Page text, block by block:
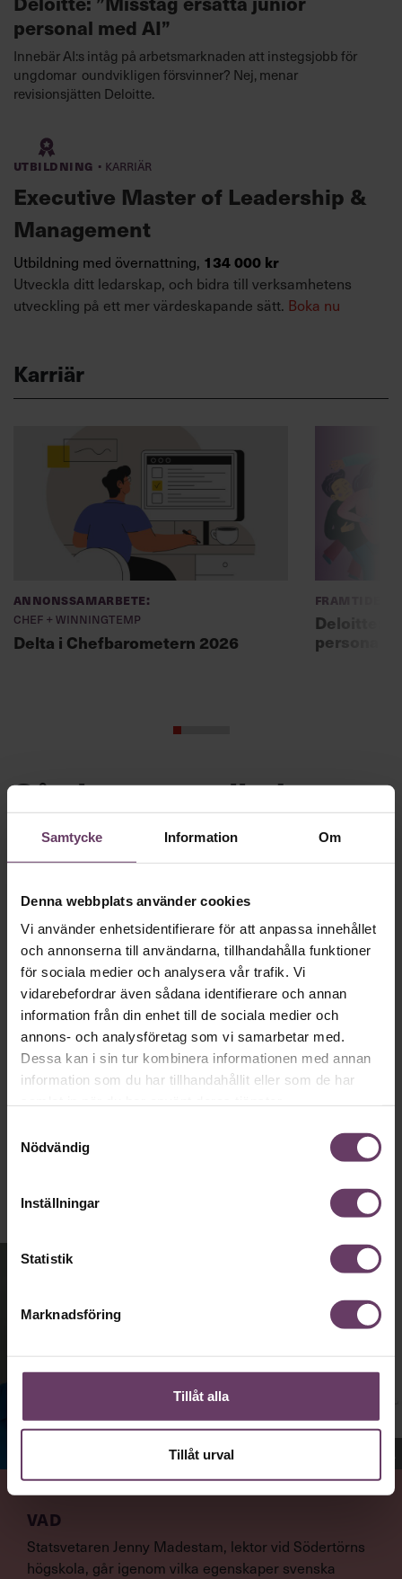
Samtycke Information Om
Denna webbplats använder cookies
Vi använder enhetsidentifierare för att anpassa innehållet
och annonserna till användarna, tillhandahålla funktioner
för sociala medier och analysera vår trafik. Vi
vidarebefordrar även sådana identifierare och annan
information från din enhet till de sociala medier och
annons- och analysföretag som vi samarbetar med.
Dessa kan i sin tur kombinera informationen med annan
information som du har tillhandahållit eller som de har
Nödvändig
Inställningar
Statistik
Marknadsföring
Tillåt alla
Tillåt urval
personal med AI”
Innebär AI:s intåg på arbetsmarknaden att instegsjobb för
ungdomar oundvikligen försvinner? Nej, menar
revisionsjätten Deloitte.
Utbildning · Karriär
Executive Master of Leadership &
Management
Utbildning med övernattning, 134 000 kr
Utveckla ditt ledarskap, och bidra till verksamhetens
utveckling på ett mer värdeskapande sätt. Boka nu
Karriär
Annonssamarbete:
Chef + Winningtemp
Delta i Chefbarometern 2026
Deloitte:
personal
Så ska en partiledare
vara
galna utspel? Nej, det är inget för svenska
väljare. Här är det fortfarande den måttfulla
partiledarstilen som går hem, säger
statsvetaren Jenny Madestam: ”Hellre en
tråkig partiledare i foträta skor, än en
känslomässig spelevink i högklackat.”
Ledarskap
Publicerad2026-08-03
VAD
Statsvetaren Jenny Madestam, lektor vid Södertörns
högskola, går igenom vilka egenskaper svenska
Jenny Madestam, docent i statsvetenskap.